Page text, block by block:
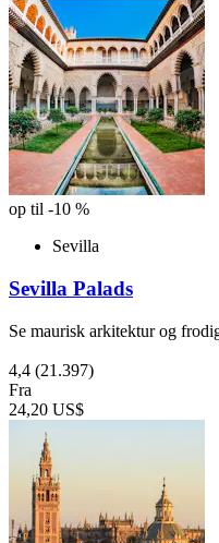
op til -10 %
Sevilla
Sevilla Palads
Se maurisk arkitektur og
4,4 (21.397)
Fra
24,20 US$